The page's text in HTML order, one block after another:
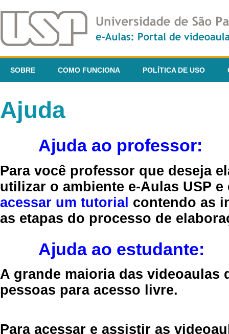
SOBRE COMO FUNCIONA POLÍTICA DE USO
Ajuda
Ajuda ao professor:
Para você professor que deseja
utilizar o ambiente e-Aulas USP
acessar um tutorial contendo as
as etapas do processo de
Ajuda ao estudante:
A grande maioria das videoaulas
pessoas para acesso livre.
Para acessar e assistir as